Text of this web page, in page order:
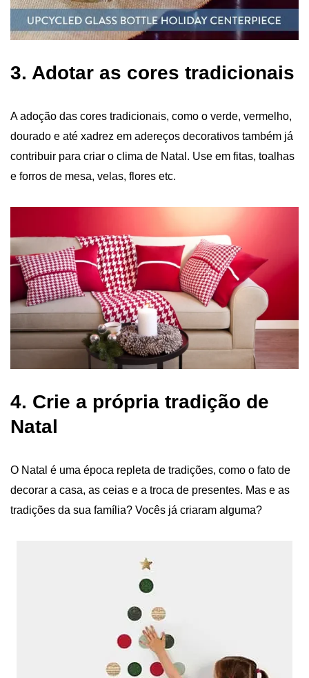
3. Adotar as cores tradicionais
A adoção das cores tradicionais, como o verde, vermelho,
dourado e até xadrez em adereços decorativos também já
contribuir para criar o clima de Natal. Use em fitas, toalhas
e forros de mesa, velas, flores etc.
4. Crie a própria tradição de
Natal
O Natal é uma época repleta de tradições, como o fato de
decorar a casa, as ceias e a troca de presentes. Mas e as
tradições da sua família? Vocês já criaram alguma?